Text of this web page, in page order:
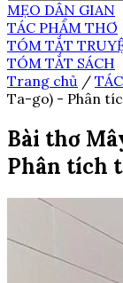
MẸO DÂN GIAN
TÁC PHẨM THƠ
TÓM TẮT
TÓM TẮT SÁCH
Trang chủ /
Ta-go) - Phân
Bài thơ
Phân tích